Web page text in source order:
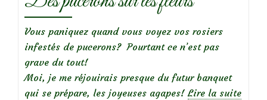
Vous paniquez quand vous voyez vos rosiers
infestés de pucerons? Pourtant ce n’est pas
grave du tout!
Moi, je me réjouirais presque du futur banquet
qui se prépare, les joyeuses agapes! Lire la suite